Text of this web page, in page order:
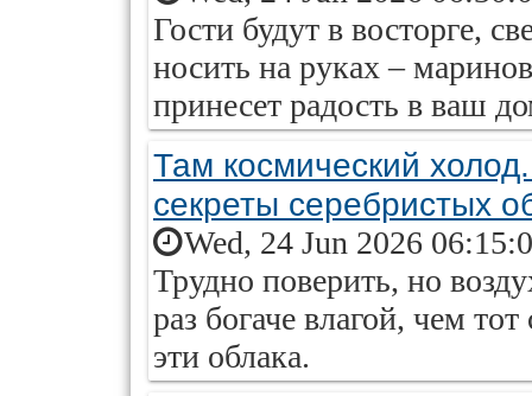
Гости будут в восторге,
носить на руках –
принесет радость в ваш
Там космический
секреты серебристых
Wed, 24 Jun 2026
Трудно поверить, но
раз богаче влагой, чем
эти облака.